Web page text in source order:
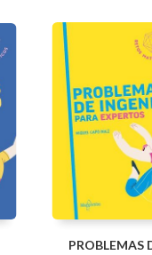
PROBLEMAS